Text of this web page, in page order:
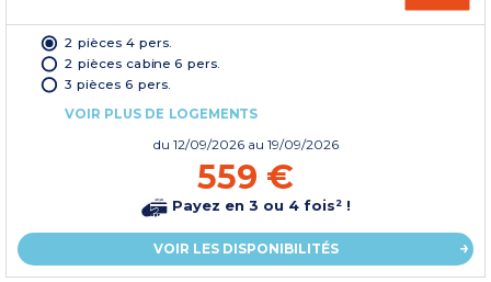
2 pièces 4 pers.
2 pièces cabine 6 pers.
3 pièces 6 pers.
VOIR PLUS DE LOGEMENTS
du 12/09/2026 au 19/09/2026
559 €
Payez en 3 ou 4 fois² !
VOIR LES DISPONIBILITÉS